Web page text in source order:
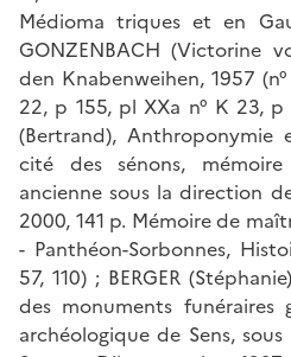
Médioma triques et en
GONZENBACH (Victorine
den Knabenweihen, 1957
22, p 155, pl XXa n° K 23, p
(Bertrand), Anthroponymie
cité des sénons,
ancienne sous la direction
2000, 141 p. Mémoire de
- Panthéon-Sorbonnes,
57, 110) ; BERGER
des monuments funéraires
archéologique de Sens,